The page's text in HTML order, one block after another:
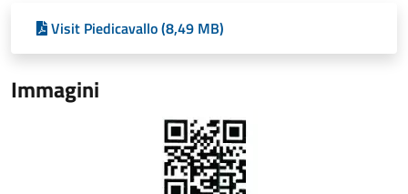
Visit Piedicavallo (8,49 MB)
Immagini